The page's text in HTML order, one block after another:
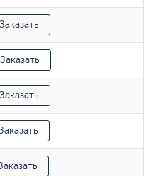
Заказать
Заказать
Заказать